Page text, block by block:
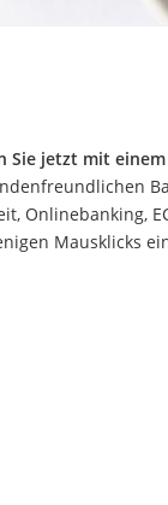
Sie jetzt mit
Onlinebanking,
Mausklicks